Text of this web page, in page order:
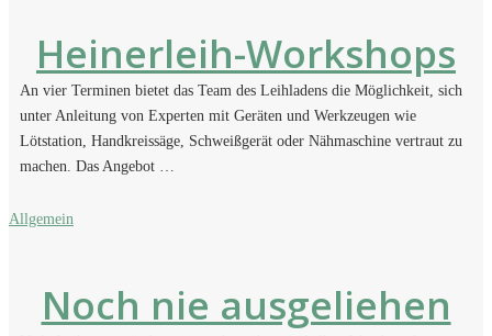
Heinerleih-Workshops
An vier Terminen bietet das Team des Leihladens die Möglichkeit, sich
unter Anleitung von Experten mit Geräten und Werkzeugen wie
Lötstation, Handkreissäge, Schweißgerät oder Nähmaschine vertraut zu
machen. Das Angebot …
Allgemein
Noch nie ausgeliehen